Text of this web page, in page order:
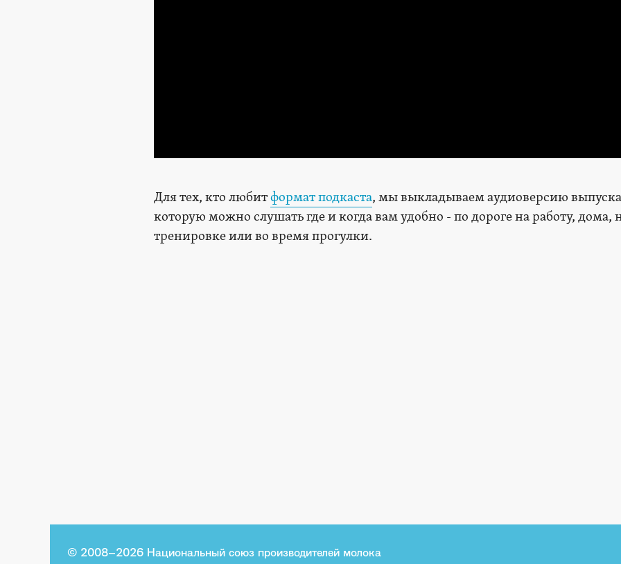
Для тех, кто любитформат подкаста, мы выкладываем аудиоверсию
которую можно слушать где и когда вам удобно - по дороге на работу, дома,
тренировке или во время прогулки.
© 2008–2026 Национальный союз производителей молока